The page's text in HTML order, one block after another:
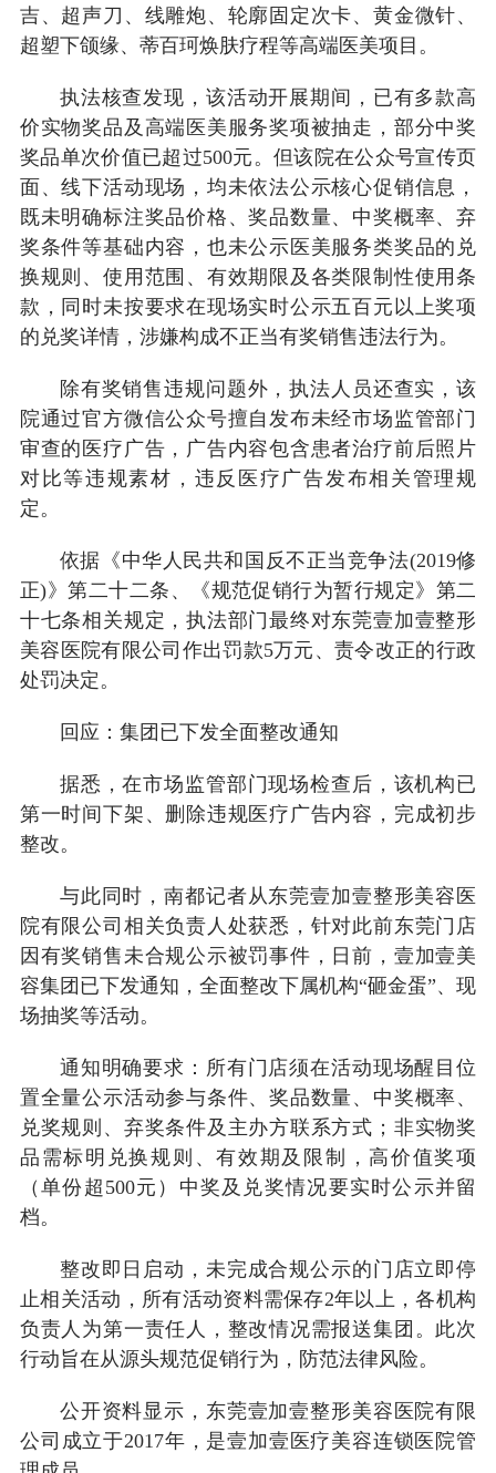
吉、超声刀、线雕炮、轮廓固定次卡、黄金微针、
超塑下颌缘、蒂百珂焕肤疗程等高端医美项目。
执法核查发现，该活动开展期间，已有多款高
价实物奖品及高端医美服务奖项被抽走，部分中奖
奖品单次价值已超过500元。但该院在公众号宣传页
面、线下活动现场，均未依法公示核心促销信息，
既未明确标注奖品价格、奖品数量、中奖概率、弃
奖条件等基础内容，也未公示医美服务类奖品的兑
换规则、使用范围、有效期限及各类限制性使用条
款，同时未按要求在现场实时公示五百元以上奖项
的兑奖详情，涉嫌构成不正当有奖销售违法行为。
除有奖销售违规问题外，执法人员还查实，该
院通过官方微信公众号擅自发布未经市场监管部门
审查的医疗广告，广告内容包含患者治疗前后照片
对比等违规素材，违反医疗广告发布相关管理规
定。
依据《中华人民共和国反不正当竞争法(2019修
正)》第二十二条、《规范促销行为暂行规定》第二
十七条相关规定，执法部门最终对东莞壹加壹整形
美容医院有限公司作出罚款5万元、责令改正的行政
处罚决定。
回应：集团已下发全面整改通知
据悉，在市场监管部门现场检查后，该机构已
第一时间下架、删除违规医疗广告内容，完成初步
整改。
与此同时，南都记者从东莞壹加壹整形美容医
院有限公司相关负责人处获悉，针对此前东莞门店
因有奖销售未合规公示被罚事件，日前，壹加壹美
容集团已下发通知，全面整改下属机构“砸金蛋”、现
场抽奖等活动。
通知明确要求：所有门店须在活动现场醒目位
置全量公示活动参与条件、奖品数量、中奖概率、
兑奖规则、弃奖条件及主办方联系方式；非实物奖
品需标明兑换规则、有效期及限制，高价值奖项
（单份超500元）中奖及兑奖情况要实时公示并留
档。
整改即日启动，未完成合规公示的门店立即停
止相关活动，所有活动资料需保存2年以上，各机构
负责人为第一责任人，整改情况需报送集团。此次
行动旨在从源头规范促销行为，防范法律风险。
公开资料显示，东莞壹加壹整形美容医院有限
公司成立于2017年，是壹加壹医疗美容连锁医院管